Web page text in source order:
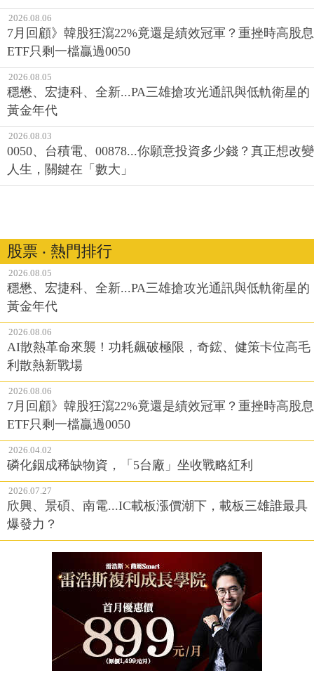
2026.08.06
7月回顧》韓股狂瀉22%竟還是績效冠軍？重挫時高股息
ETF只剩一檔贏過0050
2026.08.05
穩懋、宏捷科、全新...PA三雄搶攻光通訊與低軌衛星的
黃金年代
2026.08.03
0050、台積電、00878...你願意投資多少錢？真正想改變
人生，關鍵在「數大」
股票 ‧ 熱門排行
2026.08.05
穩懋、宏捷科、全新...PA三雄搶攻光通訊與低軌衛星的
黃金年代
2026.08.06
AI散熱革命來襲！功耗飆破極限，奇鋐、健策卡位高毛
利散熱新戰場
2026.08.06
7月回顧》韓股狂瀉22%竟還是績效冠軍？重挫時高股息
ETF只剩一檔贏過0050
2026.04.02
磷化銦成稀缺物資，「5台廠」坐收戰略紅利
2026.07.27
欣興、景碩、南電...IC載板漲價潮下，載板三雄誰最具
爆發力？